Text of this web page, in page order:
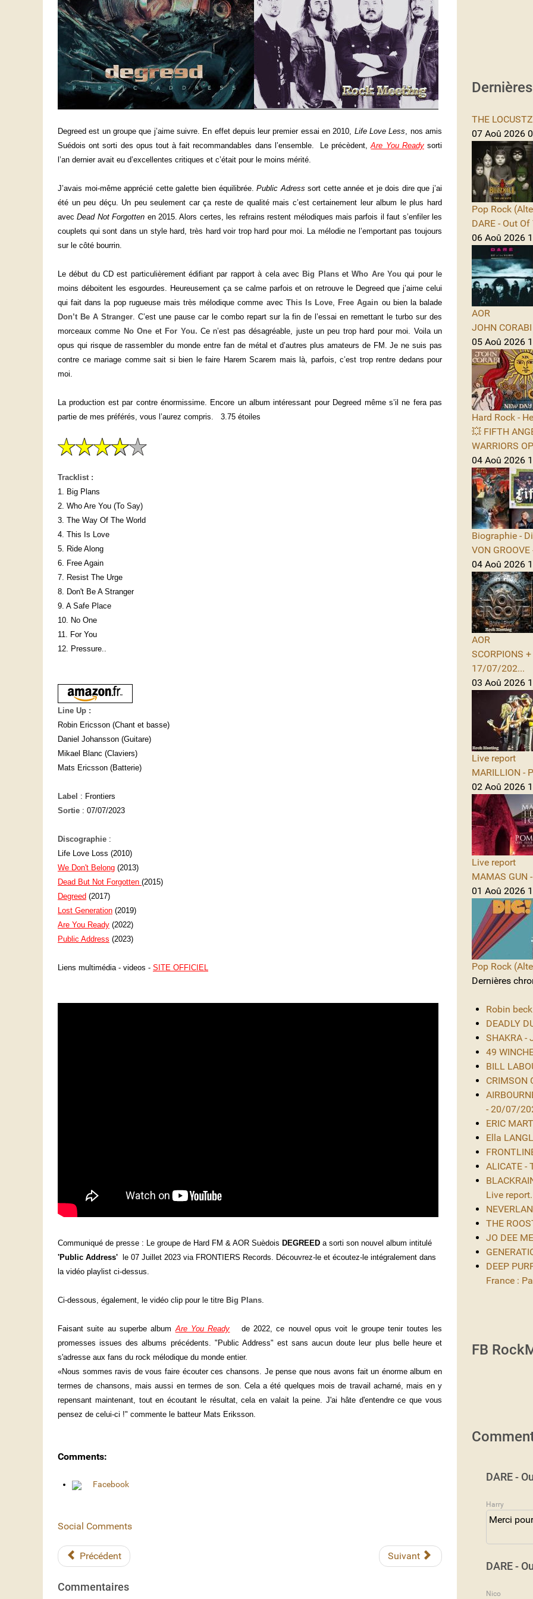
Degreed est un groupe que j’aime suivre. En effet depuis leur premier essai en 2010, Life Love Less, nos amis
Suédois ont sorti des opus tout à fait recommandables dans l’ensemble. Le précèdent,Are You Readysorti
l’an dernier avait eu d’excellentes critiques et c’était pour le moins mérité.
J’avais moi-même apprécié cette galette bien équilibrée.Public Adress sort cette année et je dois dire que j’ai
été un peu déçu. Un peu seulement car ça reste de qualité mais c’est certainement leur album le plus hard
avecDead Not Forgotten en 2015. Alors certes, les refrains restent mélodiques mais parfois il faut s’enfiler les
couplets qui sont dans un style hard, très hard voir trop hard pour moi. La mélodie ne l’emportant pas toujours
sur le côté bourrin.
Le début du CD est particulièrement édifiant par rapport à cela avec Big PlansetWho Are You qui pour le
moins déboitent les esgourdes. Heureusement ça se calme parfois et on retrouve le Degreed que j’aime celui
qui fait dans la pop rugueuse mais très mélodique comme avec This Is Love, Free Again ou bien la balade
Don’t Be A Stranger. C’est une pause car le combo repart sur la fin de l’essai en remettant le turbo sur des
morceaux comme No One et For You. Ce n’est pas désagréable, juste un peu trop hard pour moi. Voila un
opus qui risque de rassembler du monde entre fan de métal et d’autres plus amateurs de FM. Je ne suis pas
contre ce mariage comme sait si bien le faire Harem Scarem mais là, parfois, c’est trop rentre dedans pour
moi.
La production est par contre énormissime. Encore un album intéressant pour Degreed même s’il ne fera pas
partie de mes préférés, vous l’aurez compris. 3.75 étoiles
Tracklist :
1. Big Plans
2. Who Are You (To Say)
3. The Way Of The World
4. This Is Love
5. Ride Along
6. Free Again
7. Resist The Urge
8. Don't Be A Stranger
9. A Safe Place
10. No One
11. For You
12. Pressure..
Line Up :
Robin Ericsson (Chant et basse)
Daniel Johansson (Guitare)
Mikael Blanc (Claviers)
Mats Ericsson (Batterie)
Label : Frontiers
Sortie : 07/07/2023
Discographie :
Life Love Loss (2010)
We Don't Belong (2013)
Dead But Not Forgotten (2015)
Degreed (2017)
Lost Generation (2019)
Are You Ready (2022)
Public Address (2023)
Liens multimédia - videos - SITE OFFICIEL
Communiqué de presse : Le groupe de Hard FM & AOR Suèdois DEGREED a sorti son nouvel album intitulé
'Public Address' le 07 Juillet 2023 via FRONTIERS Records. Découvrez-le et écoutez-le intégralement dans
la vidéo playlist ci-dessus.
Ci-dessous, également, le vidéo clip pour le titre Big Plans.
Faisant suite au superbe albumAre You Ready de 2022, ce nouvel opus voit le groupe tenir toutes les
promesses issues des albums précédents. "Public Address" est sans aucun doute leur plus belle heure et
s'adresse aux fans du rock mélodique du monde entier.
«Nous sommes ravis de vous faire écouter ces chansons. Je pense que nous avons fait un énorme album en
termes de chansons, mais aussi en termes de son. Cela a été quelques mois de travail acharné, mais en y
repensant maintenant, tout en écoutant le résultat, cela en valait la peine. J'ai hâte d'entendre ce que vous
pensez de celui-ci !" commente le batteur Mats Eriksson.
Comments:
Facebook
Social Comments
Précédent Suivant
Commentaires
THE
07 Aoû 2026
Pop Rock
DARE - Out
06 Aoû 2026
AOR
JOHN
05 Aoû 2026
Hard Rock -
💥 FIFTH
WARRIORS
04 Aoû 2026
Biographie -
VON
04 Aoû 2026
AOR
SCORPIONS
17/07/202...
03 Aoû 2026
Live report
MARILLION -
02 Aoû 2026
Live report
MAMAS GUN
01 Aoû 2026
Pop Rock
Dernières
Robin
DEADLY
SHAKRA -
49
BILL
CRIMSON
- 20/07/
ERIC
Ella
ALICATE -
Live
THE
JO DEE
DEEP
France :
FB
DARE -
Harry
Merci
DARE -
Nico